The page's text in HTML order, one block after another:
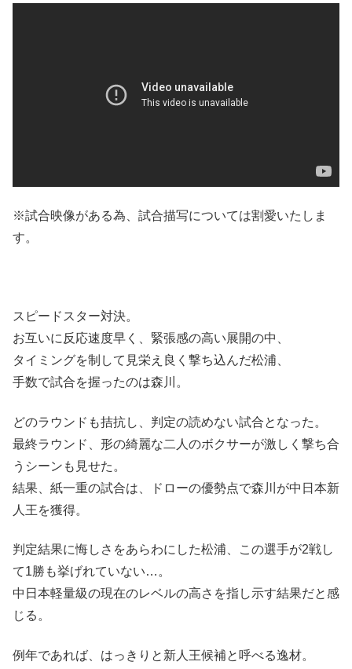
※試合映像がある為、試合描写については割愛いたしま
す。
スピードスター対決。
お互いに反応速度早く、緊張感の高い展開の中、
タイミングを制して見栄え良く撃ち込んだ松浦、
手数で試合を握ったのは森川。
どのラウンドも拮抗し、判定の読めない試合となった。
最終ラウンド、形の綺麗な二人のボクサーが激しく撃ち合
うシーンも見せた。
結果、紙一重の試合は、ドローの優勢点で森川が中日本新
人王を獲得。
判定結果に悔しさをあらわにした松浦、この選手が2戦し
て1勝も挙げれていない…。
中日本軽量級の現在のレベルの高さを指し示す結果だと感
じる。
例年であれば、はっきりと新人王候補と呼べる逸材。